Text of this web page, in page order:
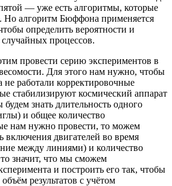
— уже есть алгоритмы, которые
Но алгоритм Бюффона применяется
определить вероятности и
процессов.
провести серию экспериментов в
Для этого нам нужно, чтобы
не работали корректировочные
стабилизируют космический аппарат
знать длительность одного
и общее количество
нам нужно провести, то можем
включения двигателей во время
между линиями) и количество
значит, что мы сможем
и построить его так, чтобы
результатов с учётом